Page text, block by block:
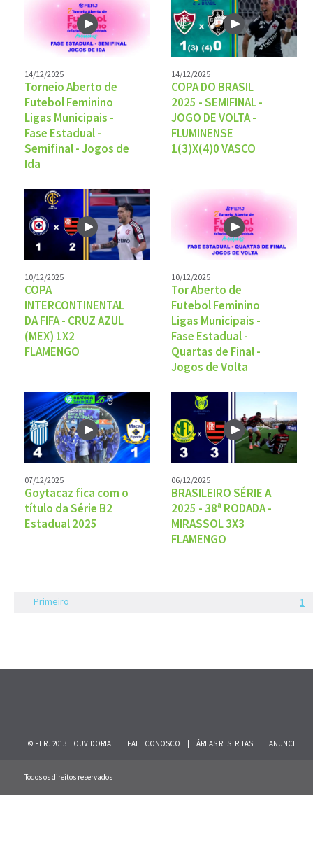
14/12/2025
Torneio Aberto de
Futebol Feminino
Ligas Municipais -
Fase Estadual -
Semifinal - Jogos de
Ida
14/12/2025
COPA DO BRASIL
2025 - SEMIFINAL -
JOGO DE VOLTA -
FLUMINENSE
1(3)X(4)0 VASCO
10/12/2025
COPA
INTERCONTINENTAL
DA FIFA - CRUZ AZUL
(MEX) 1X2
FLAMENGO
10/12/2025
Tor Aberto de
Futebol Feminino
Ligas Municipais -
Fase Estadual -
Quartas de Final -
Jogos de Volta
07/12/2025
Goytacaz fica com o
título da Série B2
Estadual 2025
06/12/2025
BRASILEIRO SÉRIE A
2025 - 38ª RODADA -
MIRASSOL 3X3
FLAMENGO
Primeiro 1
© FERJ 2013 OUVIDORIA FALE CONOSCO ÁREAS RESTRITAS ANUNCIE
Todos os direitos reservados